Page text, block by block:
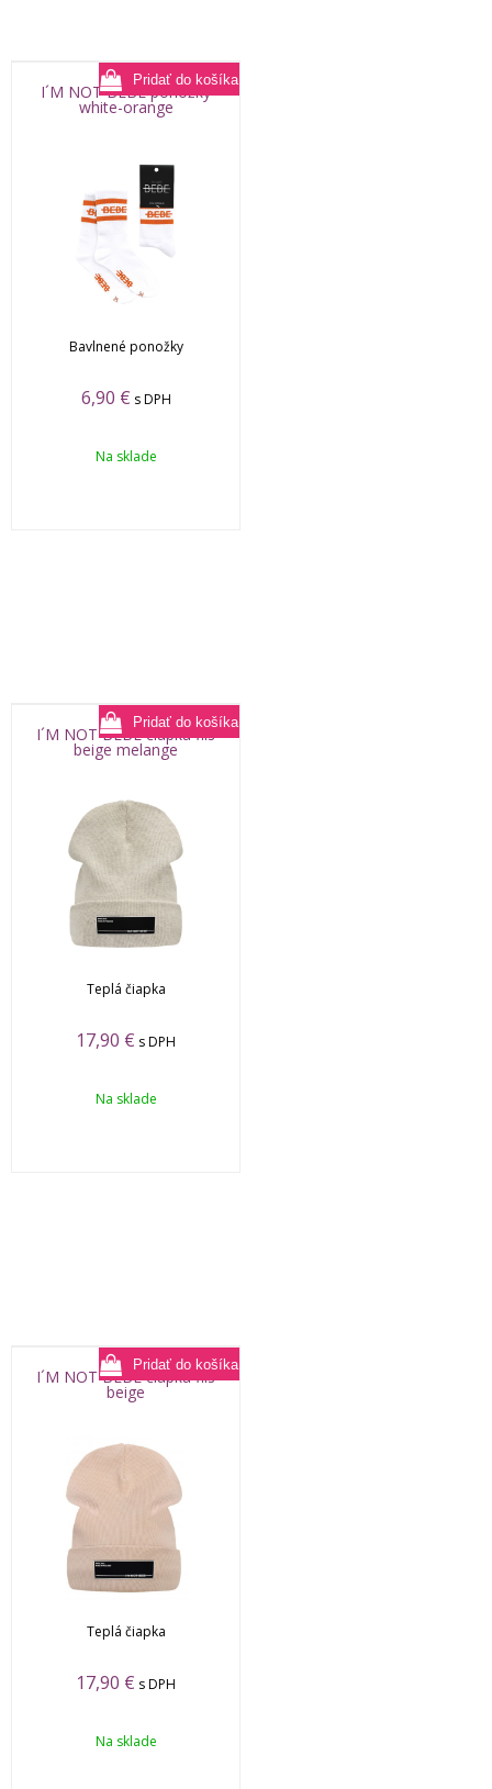
I´M NOT BEBE ponožky
white-orange
Bavlnené ponožky
6,90 € s DPH
Na sklade
I´M NOT BEBE čiapka flis
beige melange
Teplá čiapka
17,90 € s DPH
Na sklade
I´M NOT BEBE čiapka flis
beige
Teplá čiapka
17,90 € s DPH
Na sklade